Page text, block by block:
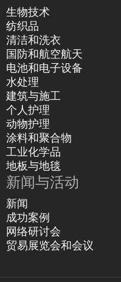
生物技术
纺织品
清洁和洗衣
国防和航空航天
电池和电子设备
水处理
建筑与施工
个人护理
动物护理
涂料和聚合物
工业化学品
地板与地毯
新闻与活动
新闻
成功案例
网络研讨会
贸易展览会和会议